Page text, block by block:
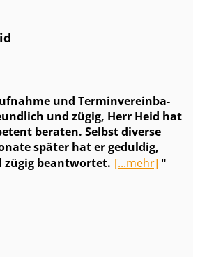
und Ter­min­ver­ein­ba­
und zügig, Herr Heid hat
beraten. Selbst diverse
später hat er geduldig,
beantwortet. [...mehr]